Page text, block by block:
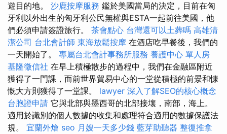
遊目的地。 沙鹿按摩服務 鑑於美國當局的決定，目前在匈
牙利以外出生的匈牙利公民無權與ESTA一起前往美國，他
們必須申請簽證旅行。 茶會點心 台灣還可以土葬嗎 高雄清
潔公司 台北會計師 東海放鬆按摩 在酒店吃早餐後，我們的
一天開始了。 專屬台北會計事務所服務 養護中心 單人房
基隆徵信社 在早上積極散步的過程中，我們在金融區附近
獲得了一門課，而前世界貿易中心的一堂從積極的前景和慷
慨大方則獲得了一堂課。 lawyer 深入了解SEO的核心概念
台胞證申請 它與北部與墨西哥的北部接壤，南部，海上。
適用於識別的個人數據的收集和處理符合適用的數據保護法
規。 宜蘭外燴 seo 月嫂一天多少錢 藍芽助聽器 整復推拿